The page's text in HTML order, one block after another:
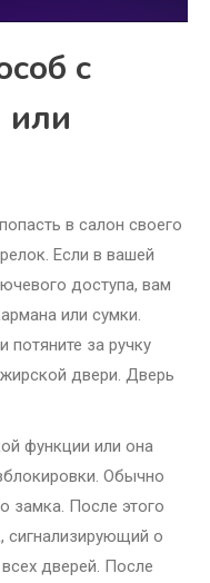
с
в салон своего
Если в вашей
доступа, вам
или сумки.
за ручку
двери. Дверь
функции или она
Обычно
замка. После этого
сигнализирующий о
дверей. После